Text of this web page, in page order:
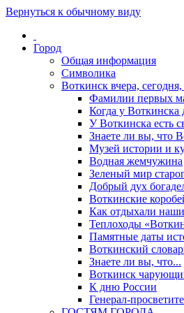
Вернуться к обычному виду
Город
Общая информация
Символика
Воткинск вчера, сегодня,
Фамилии первых
Когда у Воткинска
У Воткинска есть
Знаете ли вы, что
Музей истории и
Водная жемчужина
Зеленый мир
Добрый дух
Воткинские
Как отдыхали
Теплоходы
Памятные даты
Воткинский
Знаете ли вы, что...
Воткинск
К дню России
Генерал-